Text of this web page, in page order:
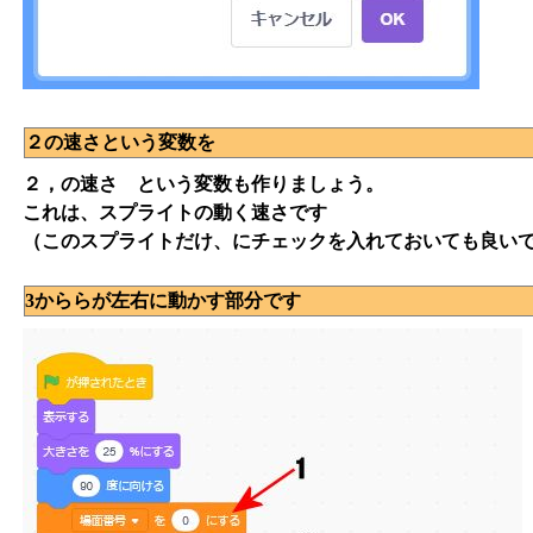
２の速さという変数を
２，の速さ という変数も作りましょう。
これは、スプライトの動く速さです
（このスプライトだけ、にチェックを入れておいても良い
3かららが左右に動かす部分です